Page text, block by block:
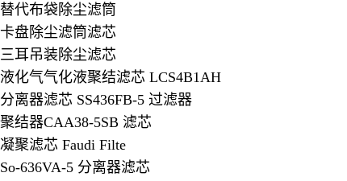
替代布袋除尘滤筒
卡盘除尘滤筒滤芯
三耳吊装除尘滤芯
液化气气化液聚结滤芯 LCS4B1AH
分离器滤芯 SS436FB-5 过滤器
聚结器CAA38-5SB 滤芯
凝聚滤芯 Faudi Filte
So-636VA-5 分离器滤芯